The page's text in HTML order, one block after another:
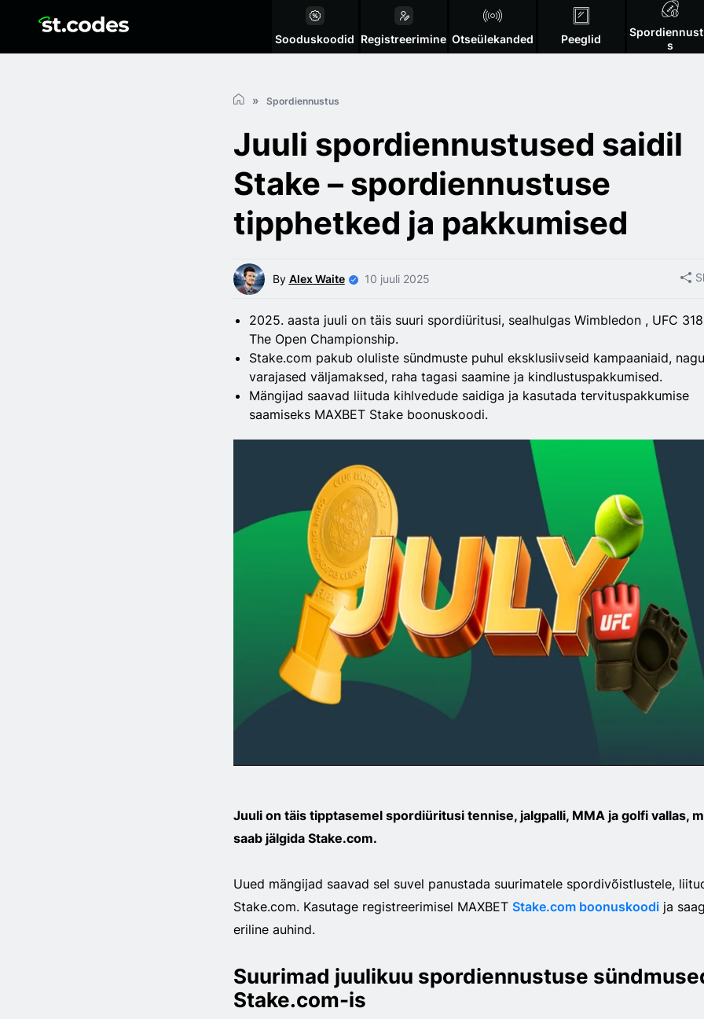
Sooduskoodid Registreerimine Otseülekanded Peeglid
s
Spordiennustus
Juuli spordiennustused saidil
Stake – spordiennustuse
tipphetked ja pakkumised
By Alex Waite 10 juuli 2025
2025. aasta juuli on täis suuri spordiüritusi, sealhulgas Wimbledon , UFC
The Open Championship.
Stake.com pakub oluliste sündmuste puhul eksklusiivseid kampaaniaid, nagu
varajased väljamaksed, raha tagasi saamine ja kindlustuspakkumised.
Mängijad saavad liituda kihlvedude saidiga ja kasutada tervituspakkumise
saamiseks MAXBET Stake boonuskoodi.
Juuli on täis tipptasemel spordiüritusi tennise, jalgpalli, MMA ja golfi vallas,
saab jälgida Stake.com.
Uued mängijad saavad sel suvel panustada suurimatele spordivõistlustele,
Stake.com. Kasutage registreerimisel MAXBET Stake.com boonuskoodija
eriline auhind.
Suurimad juulikuu spordiennustuse
Stake.com-is